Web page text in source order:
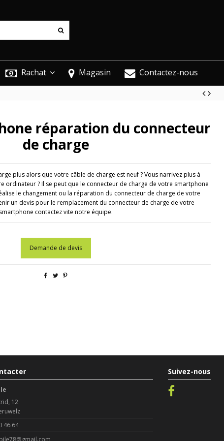
Rachat Magasin Contactez-nous
réparation du connecteur
de charge
plus alors que votre câble de charge est neuf ? Vous narrivez plus à
ordinateur ? Il se peut que le connecteur de charge de votre smartphone
le changement ou la réparation du connecteur de charge de votre
un devis pour le remplacement du connecteur de charge de votre
smartphone contactez vite notre équipe.
Demande de devis
12
46 64
Suivez-nous